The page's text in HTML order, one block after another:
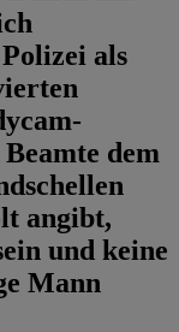
als
dem
angibt,
und keine
Mann